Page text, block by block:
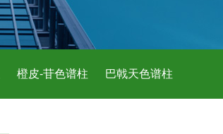
橙皮-苷色谱柱 巴戟天色谱柱